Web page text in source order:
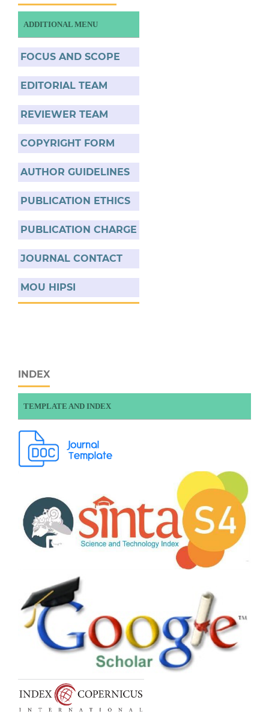
ADDITIONAL MENU
FOCUS AND SCOPE
EDITORIAL TEAM
REVIEWER TEAM
COPYRIGHT FORM
AUTHOR GUIDELINES
PUBLICATION ETHICS
PUBLICATION CHARGE
JOURNAL CONTACT
MOU HIPSI
INDEX
TEMPLATE AND INDEX